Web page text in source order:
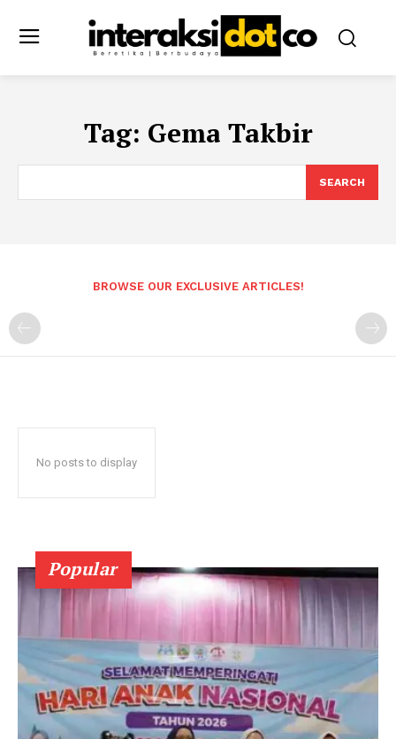
Tag: Gema Takbir
SEARCH
BROWSE OUR EXCLUSIVE ARTICLES!
No posts to display
Popular